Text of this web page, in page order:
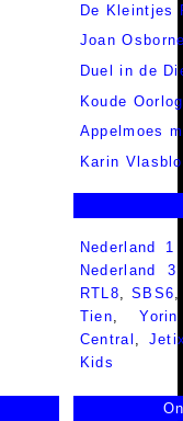
De Kleintjes
Joan
Duel in de
Koude
Appelmoes
Karin
Nederland
Nederland
RTL8,SBS6
Tien,Yorin
Central ,
Kids